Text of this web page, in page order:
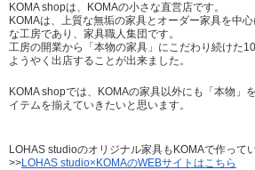
KOMA shopは、KOMAの小さな直営店です。
KOMAは、上質な無垢の家具とオーダー家具を中
な工房であり、家具職人集団です。
工房の開業から「本物の家具」にこだわり続けた
ようやく出店することが出来ました。
KOMA shopでは、KOMAの家具以外にも「本物」
イテムを揃えていきたいと思います。
LOHAS studioのオリジナル家具もKOMAで作ってい
>>LOHAS studio×KOMAのWEBサイトはこちら